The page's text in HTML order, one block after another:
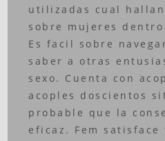
utilizadas cual hallan
sobre mujeres
Es facil sobre
saber a otras
sexo. Cuenta con
acoples doscientos
probable que la
eficaz. Fem satisface